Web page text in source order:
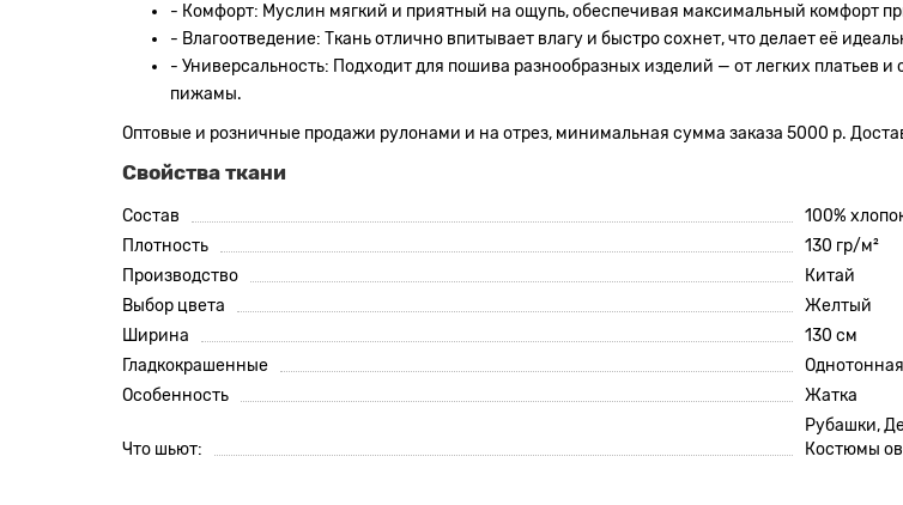
- Комфорт: Муслин мягкий и приятный на ощупь, обеспечивая максимальный комфорт
- Влагоотведение: Ткань отлично впитывает влагу и быстро сохнет, что делает её
- Универсальность: Подходит для пошива разнообразных изделий — от легких платьев и
пижамы.
Оптовые и розничные продажи рулонами и на отрез, минимальная сумма заказа 5000 р.
Свойства ткани
Состав
100%
Плотность
130 гр/м²
Производство
Китай
Выбор цвета
Желтый
Ширина
130 см
Гладкокрашенные
Особенность
Жатка
Что шьют:
Рубашки,
Костюмы